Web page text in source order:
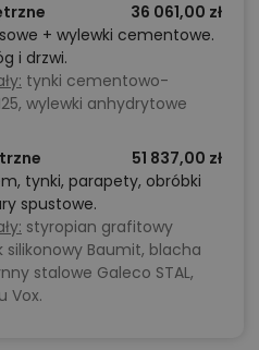
36 061,00 zł
+ wylewki cementowe.
i drzwi.
tynki cementowo-
wylewki anhydrytowe
51 837,00 zł
tynki, parapety, obróbki
spustowe.
styropian grafitowy
Baumit, blacha
stalowe Galeco STAL,
Vox.